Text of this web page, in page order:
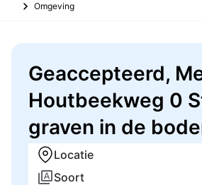
Omgeving
Geaccepteerd,
Houtbeekweg 0
graven in de
Locatie
Soort